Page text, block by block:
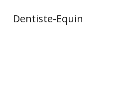
Dentiste-Equin